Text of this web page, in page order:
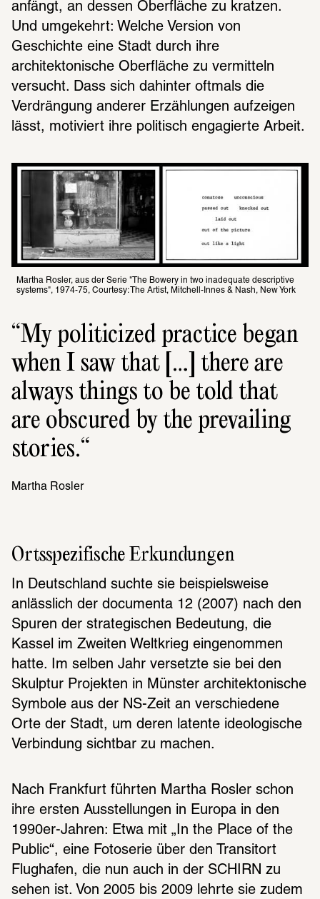
anfängt, an dessen Oberfläche zu kratzen.
Und umgekehrt: Welche Version von
Geschichte eine Stadt durch ihre
architektonische Oberfläche zu vermitteln
versucht. Dass sich dahinter oftmals die
Verdrängung anderer Erzählungen aufzeigen
lässt, motiviert ihre politisch engagierte Arbeit.
Martha Rosler, aus der Serie "The Bowery in two inadequate descriptive
systems", 1974-75, Courtesy: The Artist, Mitchell-Innes & Nash, New York
My politicized practice began
when I saw that […] there are
always things to be told that
are obscured by the prevailing
stories.
Martha Rosler
Ortsspezifische Erkundungen
In Deutschland suchte sie beispielsweise
anlässlich der documenta 12 (2007) nach den
Spuren der strategischen Bedeutung, die
Kassel im Zweiten Weltkrieg eingenommen
hatte. Im selben Jahr versetzte sie bei den
Skulptur Projekten in Münster architektonische
Symbole aus der NS-Zeit an verschiedene
Orte der Stadt, um deren latente ideologische
Verbindung sichtbar zu machen.
Nach Frankfurt führten Martha Rosler schon
ihre ersten Ausstellungen in Europa in den
1990er-Jahren: Etwa mit „In the Place of the
Public“, eine Fotoserie über den Transitort
Flughafen, die nun auch in der SCHIRN zu
sehen ist. Von 2005 bis 2009 lehrte sie zudem